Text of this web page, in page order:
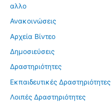
αλλο
Ανακοινώσεις
Αρχεία Βίντεο
Δημοσιεύσεις
Δραστηριότητες
Εκπαιδευτικές Δραστηριότητες
Λοιπές Δραστηριότητες